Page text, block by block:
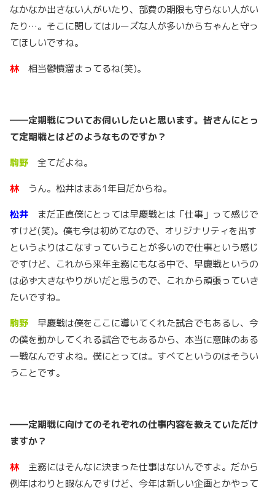
なかなか出さない人がいたり、部費の期限も守らない人がい
たり…。そこに関してはルーズな人が多いからちゃんと守っ
てほしいですね。
林 相当鬱憤溜まってるね(笑)。
――定期戦についてお伺いしたいと思います。皆さんにとっ
て定期戦とはどのようなものですか？
駒野 全てだよね。
林 うん。松井はまあ1年目だからね。
松井 まだ正直僕にとっては早慶戦とは「仕事」って感じで
すけど(笑)。僕も今は初めてなので、オリジナリティを出す
というよりはこなすっていうことが多いので仕事という感じ
ですけど、これから来年主務にもなる中で、早慶戦というの
は必ず大きなやりがいだと思うので、これから頑張っていき
たいですね。
駒野 早慶戦は僕をここに導いてくれた試合でもあるし、今
の僕を動かしてくれる試合でもあるから、本当に意味のある
一戦なんですよね。僕にとっては。すべてというのはそうい
うことです。
――定期戦に向けてのそれぞれの仕事内容を教えていただけ
ますか？
林 主務にはそんなに決まった仕事はないんですよ。だから
例年はわりと暇なんですけど、今年は新しい企画とかやって